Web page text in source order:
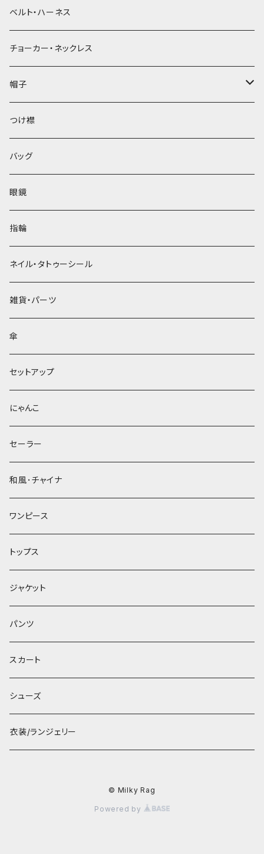
ベルト・ハーネス
チョーカー・ネックレス
帽子
ベレー帽
つけ襟
バッグ
眼鏡
指輪
ネイル・タトゥーシール
雑貨・パーツ
傘
セットアップ
にゃんこ
セーラー
和風･チャイナ
ワンピース
トップス
ジャケット
パンツ
スカート
シューズ
衣装/ランジェリー
© Milky Rag
Powered by